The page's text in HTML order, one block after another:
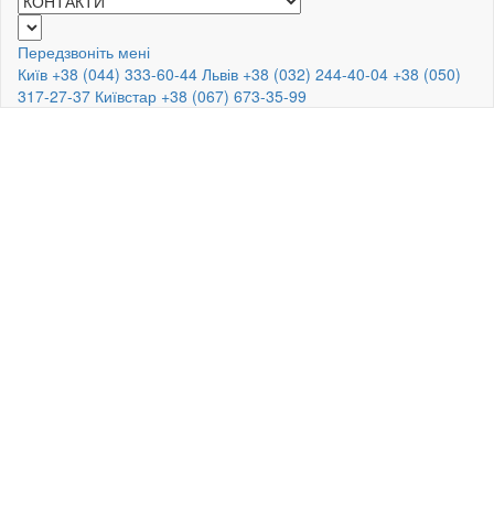
Передзвоніть мені
Київ +38 (044) 333-60-44 Львів +38 (032) 244-40-04 +38 (050)
317-27-37 Київстар +38 (067) 673-35-99